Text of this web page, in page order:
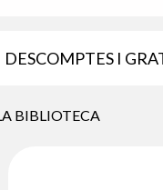
DESCOMPTES I
BIBLIOTECA